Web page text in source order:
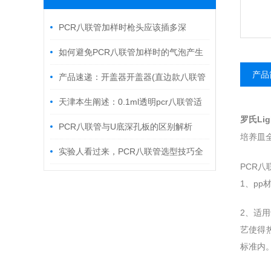
PCR八联管加样时枪头应该插多深
如何避免PCR八联管加样时的气泡产生
产品速递：开盖器开盖器(直边款八联管
适用)天津本生阐述：0.1ml透明pcr八联管适
配光学平盖
PCR八联管与U底深孔板的区别解析
实验人看过来，PCR八联管选型技巧全
产
罗氏
培养皿
PCR八
1、pp
2、适
艺使得
标准内